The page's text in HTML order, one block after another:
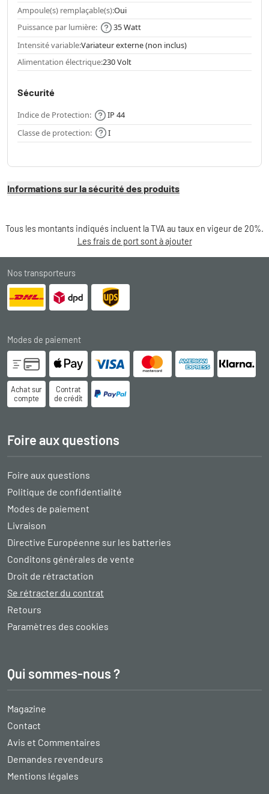
Ampoule(s) remplaçable(s):Oui
Puissance par lumière:
35 Watt
Intensité variable:Variateur externe (non inclus)
Alimentation électrique:230 Volt
Sécurité
Indice de Protection:
IP 44
Classe de protection:
I
Informations sur la sécurité des produits
Tous les montants indiqués incluent la TVA au taux en vigeur de 20%.
Les frais de port sont à ajouter
Nos transporteurs
Modes de paiement
Achat sur
compte
Contrat
de crédit
Foire aux questions
Foire aux questions
Politique de confidentialité
Modes de paiement
Livraison
Directive Européenne sur les batteries
Conditons générales de vente
Droit de rétractation
Se rétracter du contrat
Retours
Paramètres des cookies
Qui sommes-nous ?
Magazine
Contact
Avis et Commentaires
Demandes revendeurs
Mentions légales